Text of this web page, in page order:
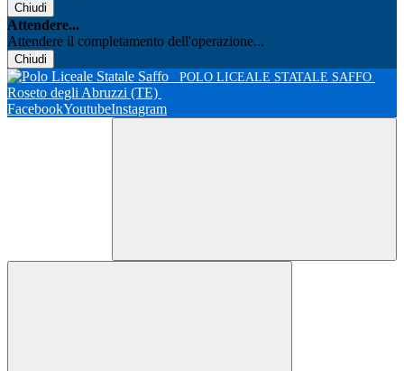
Chiudi
Attendere...
Attendere il completamento dell'operazione...
Chiudi
POLO LICEALE STATALE SAFFO
Roseto degli Abruzzi (TE)
FacebookYoutubeInstagram